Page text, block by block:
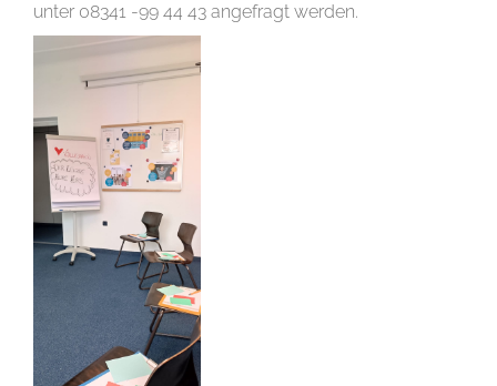
unter 08341 -99 44 43 angefragt werden.